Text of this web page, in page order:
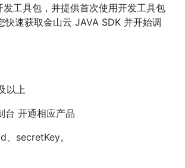
工具包，并提供首次使用开发工具包
快速获取金山云 JAVA SDK 并开始调
以上
台 开通相应产品
secretKey。